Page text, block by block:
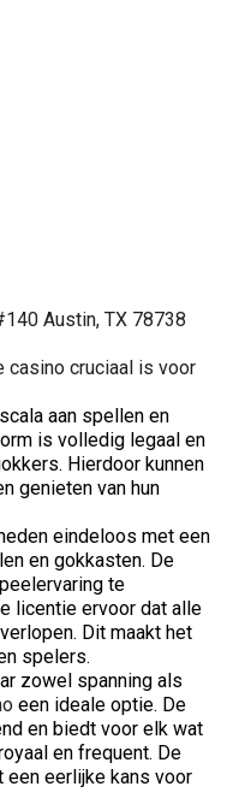
Austin, TX 78738
casino cruciaal is voor
aan spellen en
is volledig legaal en
Hierdoor kunnen
genieten van hun
eindeloos met een
en gokkasten. De
te
licentie ervoor dat alle
Dit maakt het
spelers.
zowel spanning als
een ideale optie. De
en biedt voor elk wat
en frequent. De
een eerlijke kans voor